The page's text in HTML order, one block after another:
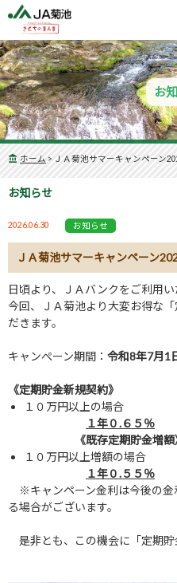
お
ホーム > ＪＡ菊池サマーキャンペーン
お知らせ
2026.06.30 お知らせ
ＪＡ菊池サマーキャンペーン
日頃より、ＪＡバンクをご利用
今回、ＪＡ菊池より大変お得な
だきます。
キャンぺーン期間： 令和8年7月1
《定期貯金新規契約》
１０万円以上の場合
１年０.６５％
《既存定期貯金増額
１０万円以上増額の場合
１年０.５５％
※キャンペーン金利は今後の金
る場合がございます。
是非とも、この機会に「定期貯